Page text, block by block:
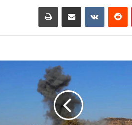
بينتيريست مشاركة عبر البريد طباعة